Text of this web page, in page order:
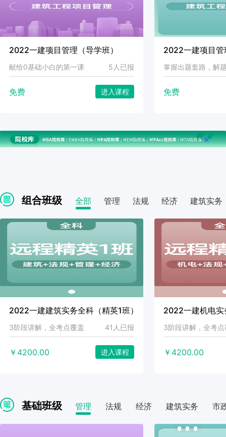
2022一建项目管理（导学班）
献给0基础小白的第一课 5人已报
免费 进入课程
2022一建项目
掌握出题套路，解
免费
组合班级 全部 管理 法规 经济 建筑实务
2022一建建筑实务全科（精英1班）
3阶段讲解，全考点覆盖 41人已报
￥4200.00 进入课程
2022一建机电实
3阶段讲解，全考
￥4200.00
基础班级 管理 法规 经济 建筑实务 市